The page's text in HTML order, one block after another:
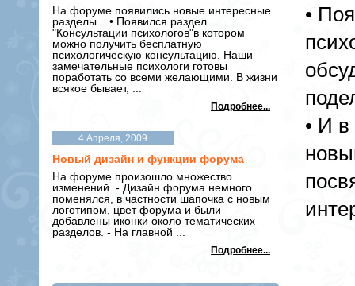
На форуме появились новые интересные
разделы. • Появился раздел
"Консультации психологов"в котором
можно получить бесплатную
психологическую консультацию. Наши
замечательные психологи готовы
поработать со всеми желающими. В жизни
всякое бывает, ...
Подробнее...
4 Апреля, 2009
Новый дизайн и функции форума
На форуме произошло множество
изменений. - Дизайн форума немного
поменялся, в частности шапочка с новым
логотипом, цвет форума и были
добавлены иконки около тематических
разделов. - На главной ...
Подробнее...
•
• И в